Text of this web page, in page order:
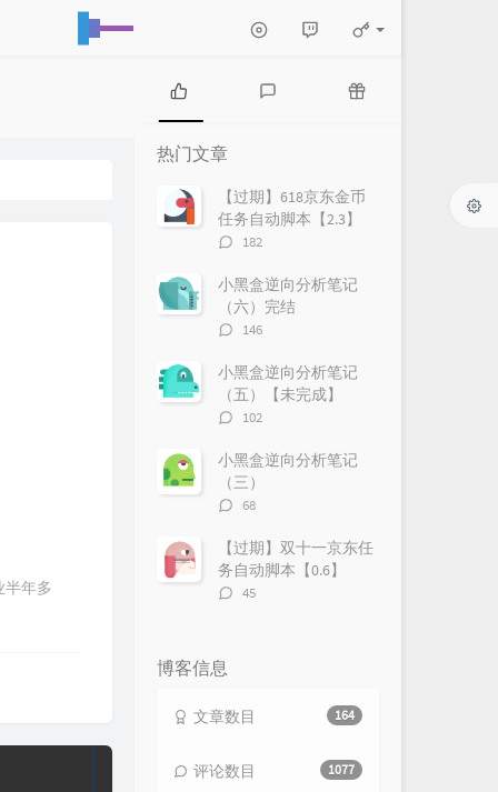
年多
热
门
文
章
论
章
热门文章
【过期】618京东金币
任务自动脚本【2.3】
评
数：
182
小黑盒逆向分析笔记
（六）完结
评
数：
146
小黑盒逆向分析笔记
（五）【未完成】
评
数：
102
小黑盒逆向分析笔记
（三）
评
数：
68
【过期】双十一京东任
务自动脚本【0.6】
评
45
博客信息
164
文章数目
1077
评论数目